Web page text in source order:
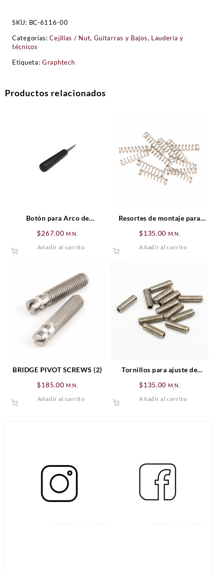
SKU: BC-6116-00
Categorías:Cejillas / Nut, Guitarras y Bajos, Laudería y
técnicos
Etiqueta:Graphtech
Productos relacionados
Botón para Arco de
$267.00 M.N.
Añadir al carrito
Resortes de montaje para
3/4″
$135.00 M.N.
Añadir al carrito
BRIDGE PIVOT SCREWS (2)
$185.00 M.N.
Añadir al carrito
Tornillos para ajuste de
standar Fender
$135.00 M.N.
Añadir al carrito